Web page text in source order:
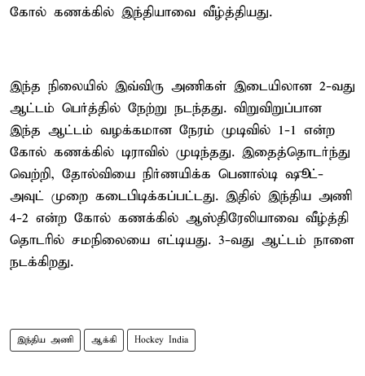
கோல் கணக்கில் இந்தியாவை வீழ்த்தியது.
இந்த நிலையில் இவ்விரு அணிகள் இடையிலான 2-வது
ஆட்டம் பெர்த்தில் நேற்று நடந்தது. விறுவிறுப்பான
இந்த ஆட்டம் வழக்கமான நேரம் முடிவில் 1-1 என்ற
கோல் கணக்கில் டிராவில் முடிந்தது. இதைத்தொடர்ந்து
வெற்றி, தோல்வியை நிர்ணயிக்க பெனால்டி ஷூட்-
அவுட் முறை கடைபிடிக்கப்பட்டது. இதில் இந்திய அணி
4-2 என்ற கோல் கணக்கில் ஆஸ்திரேலியாவை வீழ்த்தி
தொடரில் சமநிலையை எட்டியது. 3-வது ஆட்டம் நாளை
நடக்கிறது.
இந்திய அணி ஆக்கி Hockey India